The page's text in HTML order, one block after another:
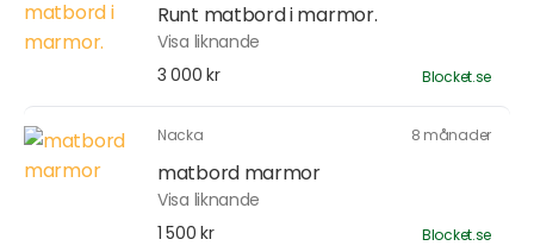
Runt matbord i marmor.
Visa liknande
3 000 kr
Blocket.se
Nacka 8 månader
matbord marmor
Visa liknande
1 500 kr
Blocket.se